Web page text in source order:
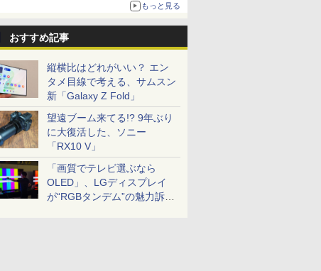
もっと見る
おすすめ記事
縦横比はどれがいい？ エン
タメ目線で考える、サムスン
新「Galaxy Z Fold」
望遠ブーム来てる!? 9年ぶり
に大復活した、ソニー
「RX10 V」
「画質でテレビ選ぶなら
OLED」、LGディスプレイ
が“RGBタンデム”の魅力訴